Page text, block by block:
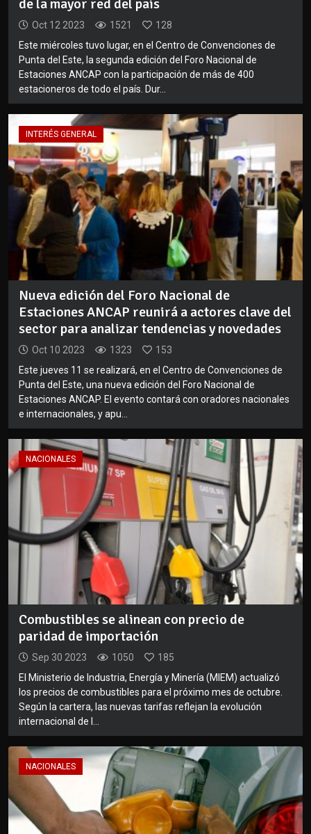
de la mayor red del país
Oct 12 2023 1521
128
Este miércoles tuvo lugar, en el Centro de Convenciones de
Punta del Este, la segunda edición del Foro Nacional de
Estaciones ANCAP con la participación de más de 400
estacioneros de todo el país. Dur...
INTERÉS GENERAL
Nueva edición del Foro Nacional de
Estaciones ANCAP reunirá a actores clave del
sector para analizar tendencias y novedades
Oct 10 2023 1323
153
Este jueves 11 se realizará, en el Centro de Convenciones de
Punta del Este, una nueva edición del Foro Nacional de
Estaciones ANCAP. El evento contará con oradores nacionales
e internacionales, y apu...
NACIONALES
Combustibles se alinean con precio de
paridad de importación
Sep 30 2023 1050
185
El Ministerio de Industria, Energía y Minería (MIEM) actualizó
los precios de combustibles para el próximo mes de octubre.
Según la cartera, las nuevas tarifas reflejan la evolución
internacional de l...
NACIONALES